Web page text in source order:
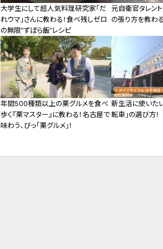
大学生にして超人気料理研究家「だ
れウマ」さんに教わる！食べ残しゼロ
の無限“ずぼら飯”レシピ
元自衛官タレン
の張り方を教わる
年間500種類以上の栗グルメを食べ
歩く『栗マスター』に教わる！名古屋で
味わう、びっ「栗グルメ」！
新生活に使いた
転車」の選び方！